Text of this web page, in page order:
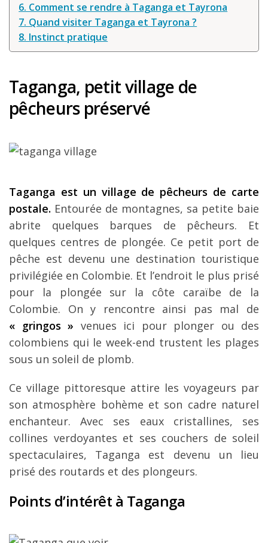
6. Comment se rendre à Taganga et Tayrona
7. Quand visiter Taganga et Tayrona ?
8. Instinct pratique
Taganga, petit village de
pêcheurs préservé
Taganga est un village de pêcheurs de carte
postale. Entourée de montagnes, sa petite baie
abrite quelques barques de pêcheurs. Et
quelques centres de plongée. Ce petit port de
pêche est devenu une destination touristique
privilégiée en Colombie. Et l’endroit le plus prisé
pour la plongée sur la côte caraïbe de la
Colombie. On y rencontre ainsi pas mal de
« gringos » venues ici pour plonger ou des
colombiens qui le week-end trustent les plages
sous un soleil de plomb.
Ce village pittoresque attire les voyageurs par
son atmosphère bohème et son cadre naturel
enchanteur. Avec ses eaux cristallines, ses
collines verdoyantes et ses couchers de soleil
spectaculaires, Taganga est devenu un lieu
prisé des routards et des plongeurs.
Points d’intérêt à Taganga